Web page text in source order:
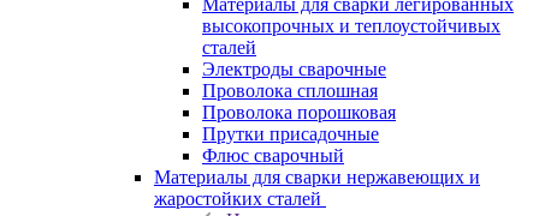
Материалы для сварки легированных
высокопрочных и теплоустойчивых
сталей
Электроды сварочные
Проволока сплошная
Проволока порошковая
Прутки присадочные
Флюс сварочный
Материалы для сварки нержавеющих и
жаростойких сталей